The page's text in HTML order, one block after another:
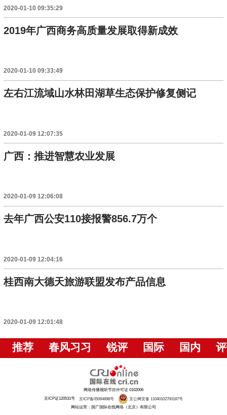
2020-01-10 09:35:29
2019年广西商务高质量发展取得新成效
2020-01-10 09:33:49
左右江流域山水林田湖草生态保护修复侧记
2020-01-09 12:07:35
广西：推进智慧农业发展
2020-01-09 12:06:08
去年广西公安110接报警856.7万个
2020-01-09 12:04:16
桂西南大德天旅游联盟发布产品信息
2020-01-09 12:01:48
推荐 春风习习 锐评 国际 国内
网络传播视听节目许可证 0102006
京ICP证120531号 京ICP备05064898号
京公网安备 11040102700187号
网站运营：国广国际在线网络（北京）有限公司